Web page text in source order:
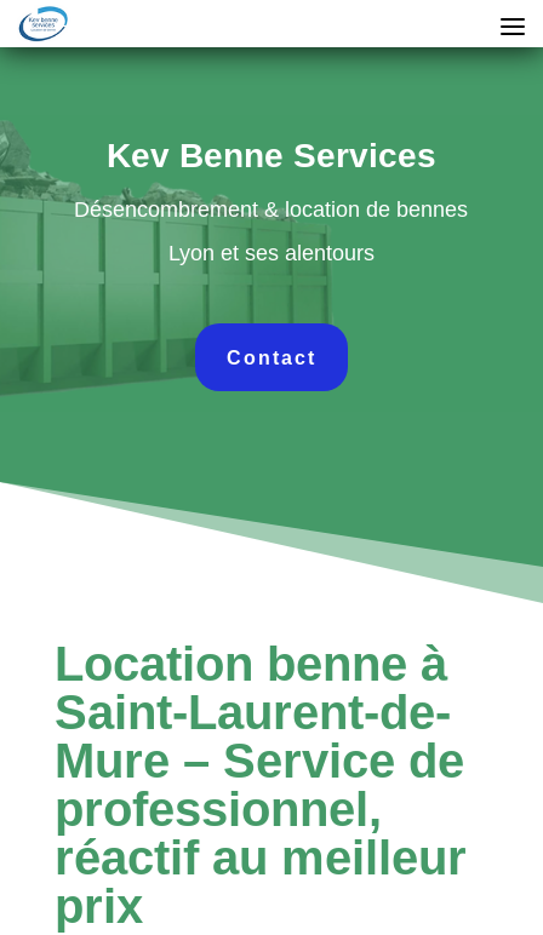
Kev Benne Services
Désencombrement & location de bennes
Lyon et ses alentours
Contact
Location benne à
Saint-Laurent-de-
Mure – Service de
professionnel,
réactif au meilleur
prix